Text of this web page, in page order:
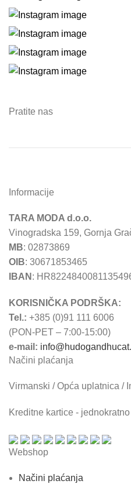
Pratite nas
Informacije
TARA MODA d.o.o.
Vinogradska 159, Gornja
MB: 02873869
OIB: 30671853465
IBAN :
KORISNIČKA PODRŠKA:
Tel.: +385 (0)91 111 6006
(PON-PET – 7:00-15:00)
e-mail:
Načini plaćanja
Virmanski / Opća uplatnica /
Kreditne kartice -
Webshop
Načini plaćanja